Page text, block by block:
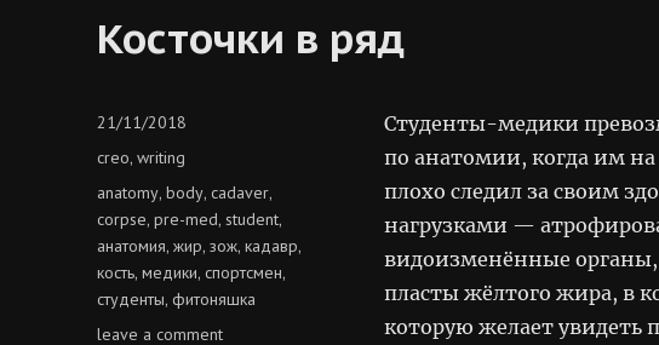
Косточки в ряд
Студенты-медики
по анатомии, когда им на
плохо следил за своим
нагрузками —
видоизменённые
пласты жёлтого жира, в
которую желает увидеть
Posted
21/11/2018
Categories
creo,writing
Tags
anatomy,body,cadaver,
corpse,pre-med, student,
анатомия,жир,зож,кадавр,
кость,медики,спортсмен,
студенты,фитоняшка
leave a commenton